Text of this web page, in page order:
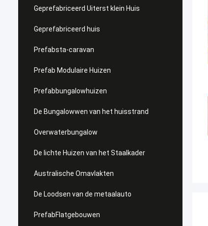
Geprefabriceerd Uiterst klein Huis
Geprefabriceerd huis
Prefabsta-caravan
Prefab Modulaire Huizen
Prefabbungalowhuizen
De Bungalowwen van het huisstrand
Overwaterbungalow
De lichte Huizen van het Staalkader
Australische Omavlakten
De Loodsen van de metaalauto
PrefabFlatgebouwen